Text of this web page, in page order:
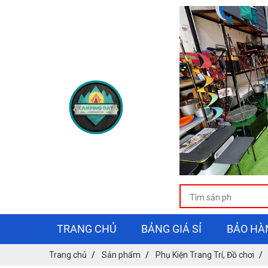
TRANG CHỦ BẢNG GIÁ SỈ BẢO
Trang chủ Sản phẩm Phụ Kiện Trang Trí, Đồ chơi